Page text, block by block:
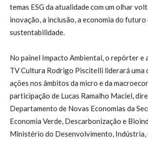
temas ESG da atualidade com um olhar
inovação, a inclusão, a economia do futuro
sustentabilidade.
No painel Impacto Ambiental, o repórter e
TV Cultura Rodrigo Piscitelli liderará uma
ações nos âmbitos da micro e da
participação de Lucas Ramalho Maciel,
Departamento de Novas Economias da
Economia Verde, Descarbonização e
Ministério do Desenvolvimento, Indústria,